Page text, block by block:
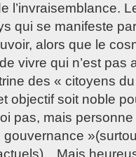
l’invraisemblance.
qui se manifeste
alors que le
vivre qui n’est pas
des « citoyens
objectif soit noble
pas, mais